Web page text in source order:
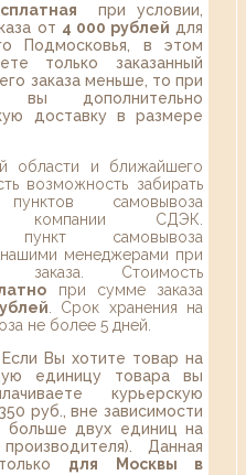
при условии,
от 4 000 рублей для
Подмосковья, в этом
только заказанный
заказа меньше, то при
вы дополнительно
доставку в размере
области и ближайшего
возможность забирать
самовывоза
компании СДЭК.
пункт самовывоза
менеджерами при
заказа. Стоимость
при сумме заказа
. Срок хранения на
не более 5 дней.
Если Вы хотите товар на
единицу товара вы
курьерскую
руб., вне зависимости
больше двух единиц на
Данная
для Москвы в